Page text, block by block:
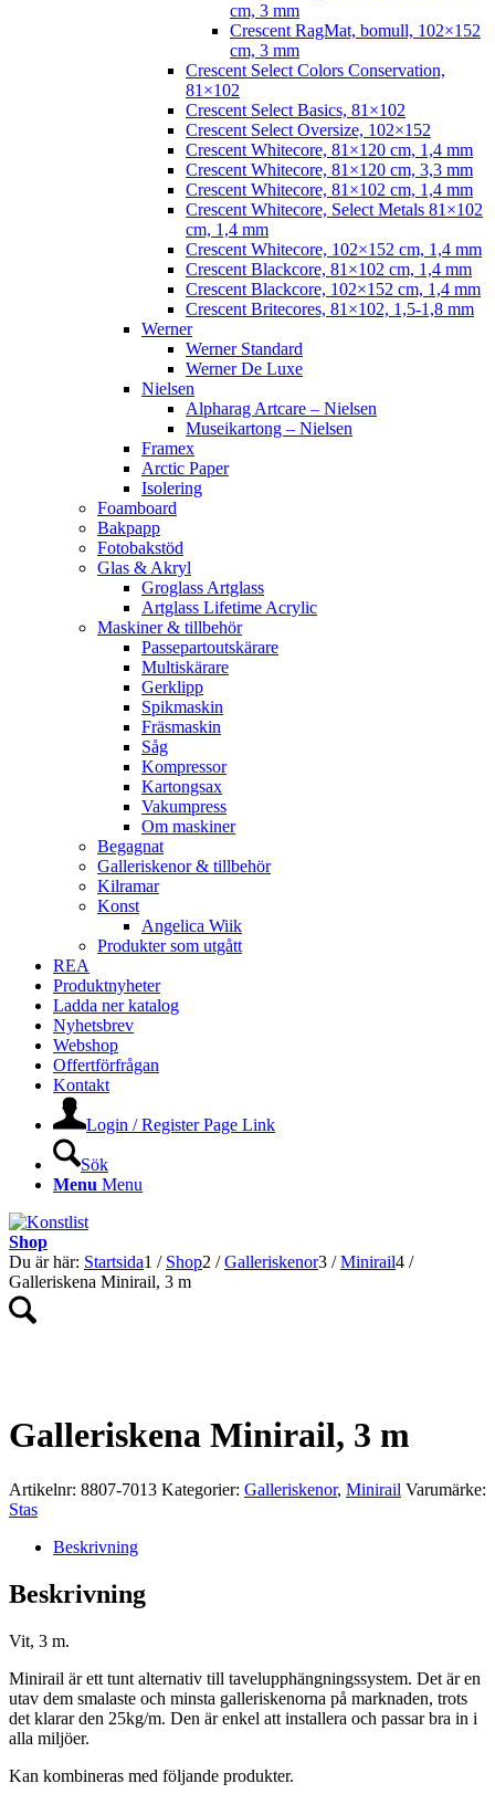
cm, 3 mm
Crescent RagMat, bomull, 102×152
cm, 3 mm
Crescent Select Colors Conservation,
81×102
Crescent Select Basics, 81×102
Crescent Select Oversize, 102×152
Crescent Whitecore, 81×120 cm, 1,4 mm
Crescent Whitecore, 81×120 cm, 3,3 mm
Crescent Whitecore, 81×102 cm, 1,4 mm
Crescent Whitecore, Select Metals 81×102
cm, 1,4 mm
Crescent Whitecore, 102×152 cm, 1,4 mm
Crescent Blackcore, 81×102 cm, 1,4 mm
Crescent Blackcore, 102×152 cm, 1,4 mm
Crescent Britecores, 81×102, 1,5-1,8 mm
Werner
Werner Standard
Werner De Luxe
Nielsen
Alpharag Artcare – Nielsen
Museikartong – Nielsen
Framex
Arctic Paper
Isolering
Foamboard
Bakpapp
Fotobakstöd
Glas & Akryl
Groglass Artglass
Artglass Lifetime Acrylic
Maskiner & tillbehör
Passepartoutskärare
Multiskärare
Gerklipp
Spikmaskin
Fräsmaskin
Såg
Kompressor
Kartongsax
Vakumpress
Om maskiner
Begagnat
Galleriskenor & tillbehör
Kilramar
Konst
Angelica Wiik
Produkter som utgått
REA
Produktnyheter
Ladda ner katalog
Nyhetsbrev
Webshop
Offertförfrågan
Kontakt
Login / Register Page Link
Sök
Menu Menu
Shop
Du är här: Startsida1 / Shop2 / Galleriskenor3 / Minirail4 /
Galleriskena Minirail, 3 m
Galleriskena Minirail, 3 m
Artikelnr: 8807-7013 Kategorier: Galleriskenor, Minirail Varumärke:
Stas
Beskrivning
Beskrivning
Vit, 3 m.
Minirail är ett tunt alternativ till tavelupphängningssystem. Det är en
utav dem smalaste och minsta galleriskenorna på marknaden, trots
det klarar den 25kg/m. Den är enkel att installera och passar bra in i
alla miljöer.
Kan kombineras med följande produkter.